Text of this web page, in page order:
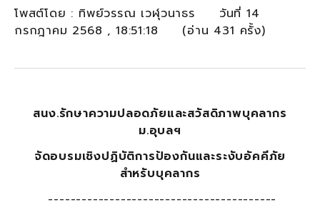
โพสต์โดย : ทิพย์วรรณ เวฬุวนาธร วันที่ 14
กรกฎาคม 2568 , 18:51:18 (อ่าน 431 ครั้ง)
สนง.รักษาความปลอดภัยและสวัสดิภาพบุคลากร
ม.อุบลฯ
จัดอบรมเชิงปฏิบัติการป้องกันและระงับอัคคีภัย
สำหรับบุคลากร
-----------------------------------------